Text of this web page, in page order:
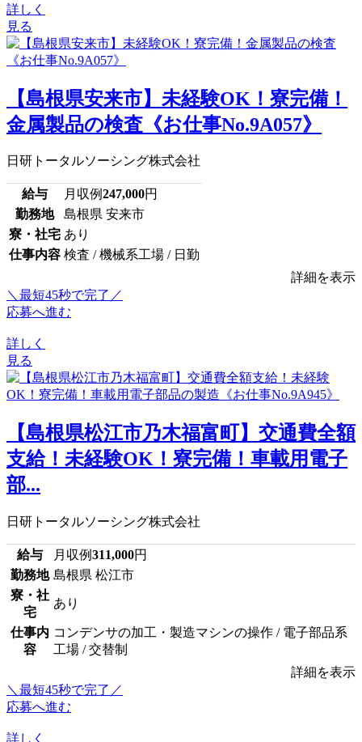
詳しく
見る
【島根県安来市】未経験OK！寮完備！
金属製品の検査《お仕事No.9A057》
日研トータルソーシング株式会社
給与 月収例247,000円
勤務地
島根県 安来市
寮・社宅 あり
仕事内容 検査 / 機械系工場 / 日勤
詳細を表示
＼最短45秒で完了／
応募へ進む
詳しく
見る
【島根県松江市乃木福富町】交通費全額
支給！未経験OK！寮完備！車載用電子
部...
日研トータルソーシング株式会社
給与 月収例311,000円
勤務地 島根県 松江市
寮・社
宅
あり
仕事内
容
コンデンサの加工・製造マシンの操作 / 電子部品系
工場 / 交替制
詳細を表示
＼最短45秒で完了／
応募へ進む
詳しく